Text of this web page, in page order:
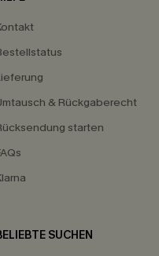
& Rückgaberecht
starten
SUCHEN